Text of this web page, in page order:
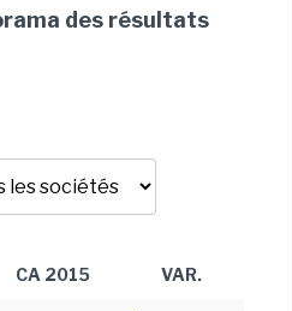
des résultats
CA 2015 VAR.